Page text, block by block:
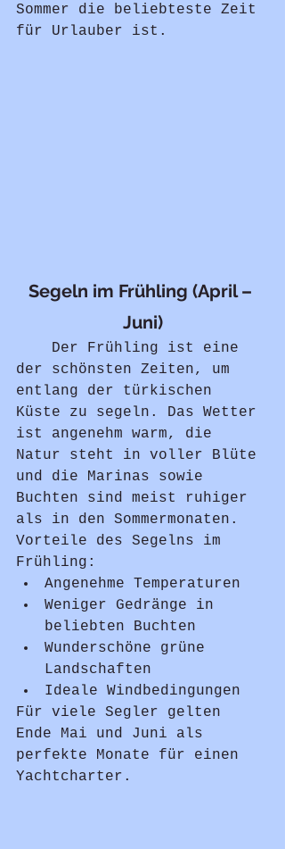
Sommer die beliebteste Zeit
für Urlauber ist.
Segeln im Frühling (April –
Juni)
der schönsten Zeiten, um
entlang der türkischen
Küste zu segeln. Das Wetter
ist angenehm warm, die
Natur steht in voller Blüte
und die Marinas sowie
Buchten sind meist ruhiger
als in den Sommermonaten.
Vorteile des Segelns im
Frühling:
Angenehme Temperaturen
Weniger Gedränge in
beliebten Buchten
Wunderschöne grüne
Landschaften
Ideale Windbedingungen
Für viele Segler gelten
Ende Mai und Juni als
perfekte Monate für einen
Yachtcharter.